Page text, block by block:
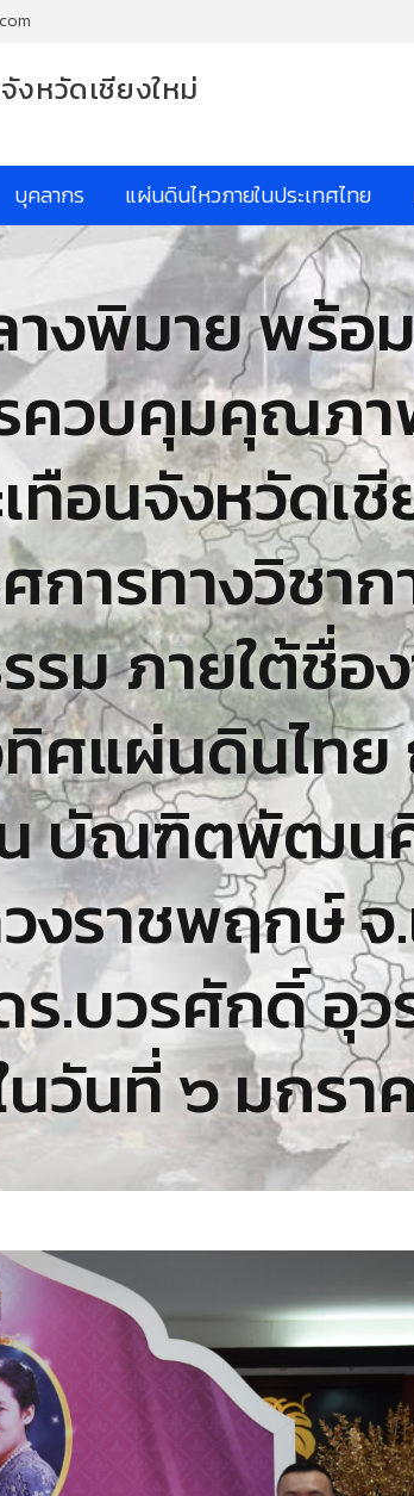
งหวัดเชียงใหม่
บุคลากร แผ่นดินไหวภายในประเทศไทย
งพิมาย พร้อ
ควบคุมคุณภ
ทือนจังหวัดเ
การทางวิชา
ม ภายใต้ชื่อ
ศแผ่นดินไทย
บัณฑิตพัฒน
ราชพฤกษ์ จ.
ร.บวรศักดิ์ อุ
นวันที่ ๖ มกร